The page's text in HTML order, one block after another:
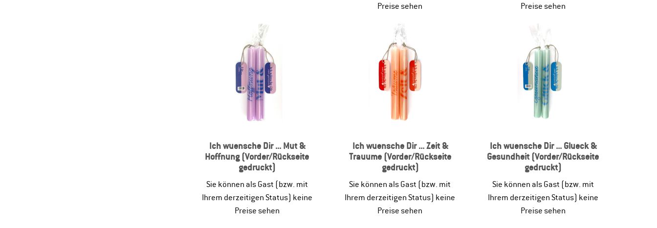
Preise sehen
Preise sehen
Ich wuensche Dir ... Mut &
Hoffnung (Vorder/Rückseite
gedruckt)
Sie können als Gast (bzw. mit
Ihrem derzeitigen Status) keine
Preise sehen
Ich wuensche Dir ... Zeit &
Trauume (Vorder/Rückseite
gedruckt)
Sie können als Gast (bzw. mit
Ihrem derzeitigen Status) keine
Preise sehen
Ich wuensche Dir ... Glueck &
Gesundheit (Vorder/Rückseite
gedruckt)
Sie können als Gast (bzw. mit
Ihrem derzeitigen Status) keine
Preise sehen